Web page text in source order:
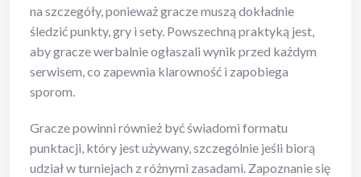
na szczegóły, ponieważ gracze muszą dokładnie
śledzić punkty, gry i sety. Powszechną praktyką jest,
aby gracze werbalnie ogłaszali wynik przed każdym
serwisem, co zapewnia klarowność i zapobiega
sporom.
Gracze powinni również być świadomi formatu
punktacji, który jest używany, szczególnie jeśli biorą
udział w turniejach z różnymi zasadami. Zapoznanie się